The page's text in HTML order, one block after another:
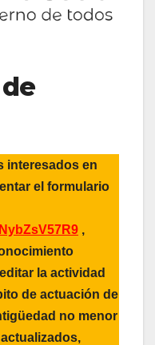
interesados en
el formulario
,
la actividad
de actuación de
no menor